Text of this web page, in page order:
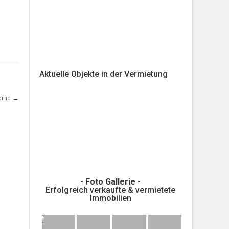
→
Aktuelle Objekte in der Vermietung
- Foto Gallerie -
Erfolgreich verkaufte & vermietete
Immobilien